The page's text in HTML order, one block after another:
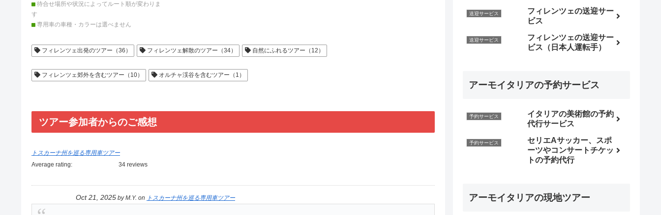
待合せ場所や状況によってルート順が変わりま
す
専用車の車種・カラーは選べません
フィレンツェ出発のツアー（36） フィレンツェ解散のツアー（34） 自然にふれるツアー（12）
フィレンツェ郊外を含むツアー（10） オルチャ渓谷を含むツアー（1）
ツアー参加者からのご感想
トスカーナ州を巡る専用車ツアー
Average rating:
34 reviews
Oct 21, 2025 byM.Y. on トスカーナ州を巡る専用車ツアー
送迎サービス
フィレンツェの送迎サー
ビス
送迎サービス
フィレンツェの送迎サー
ビス（日本人運転手）
アーモイタリアの予約サービス
予約サービス
イタリアの美術館の予約
代行サービス
予約サービス
セリエAサッカー、スポ
ーツやコンサートチケッ
トの予約代行
アーモイタリアの現地ツアー